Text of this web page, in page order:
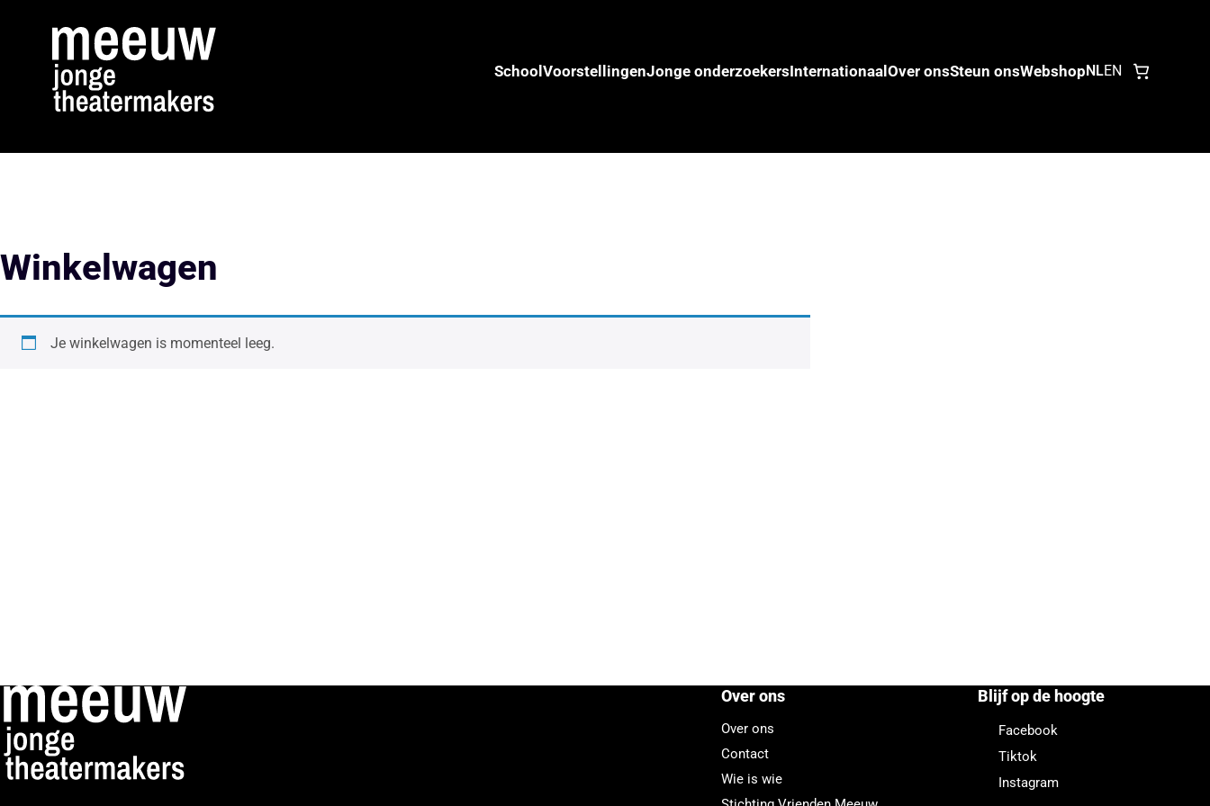
SchoolVoorstellingenJonge onderzoekersInternationaalOver onsSteun onsWebshopNLEN
Winkelwagen
Je winkelwagen is momenteel leeg.
Over ons
Over ons
Contact
Wie is wie
Blijf op de hoogte
Facebook
Tiktok
Instagram